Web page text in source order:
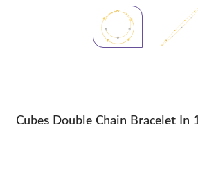
Cubes Double Chain Bracelet